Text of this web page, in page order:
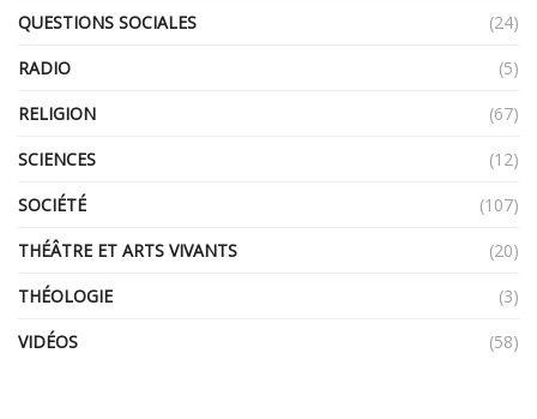
QUESTIONS SOCIALES
(24)
RADIO
(5)
RELIGION
(67)
SCIENCES
(12)
SOCIÉTÉ
(107)
THÉÂTRE ET ARTS VIVANTS
(20)
THÉOLOGIE
(3)
VIDÉOS
(58)